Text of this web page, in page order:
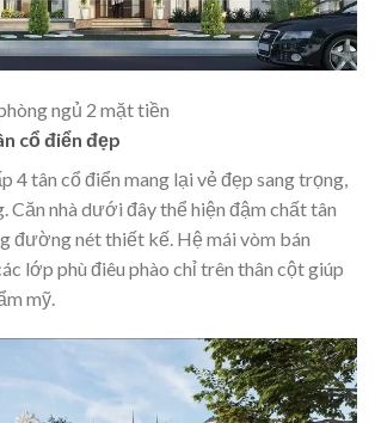
ngủ 2 mặt tiền
cổ điển đẹp
4 tân cổ điển mang lại vẻ đẹp sang trọng,
Căn nhà dưới đây thể hiện đậm chất tân
đường nét thiết kế. Hệ mái vòm bán
lớp phù điêu phào chỉ trên thân cột giúp
mỹ.